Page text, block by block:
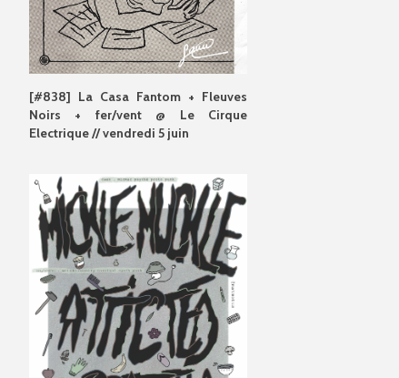
[#838] La Casa Fantom + Fleuves
Noirs + fer/vent @ Le Cirque
Electrique // vendredi 5 juin